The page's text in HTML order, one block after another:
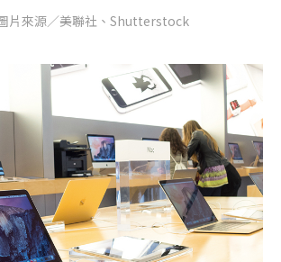
來源／美聯社、Shutterstock